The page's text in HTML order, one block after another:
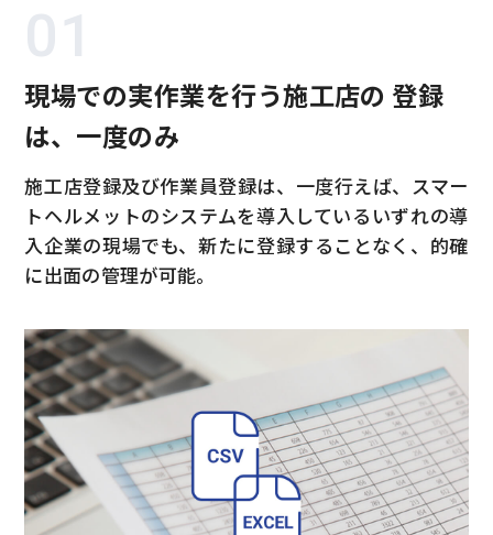
01
現場での実作業を行う施工店の 登録
は、一度のみ
施工店登録及び作業員登録は、一度行えば、スマー
トヘルメットのシステムを導入しているいずれの導
入企業の現場でも、新たに登録することなく、的確
に出面の管理が可能。